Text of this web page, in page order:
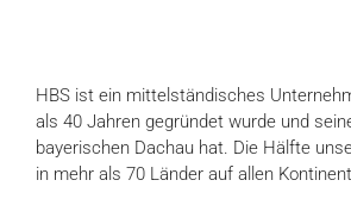
HBS ist ein mittelständisches
als 40 Jahren gegründet wurde und
bayerischen Dachau hat. Die Hälfte
in mehr als 70 Länder auf allen